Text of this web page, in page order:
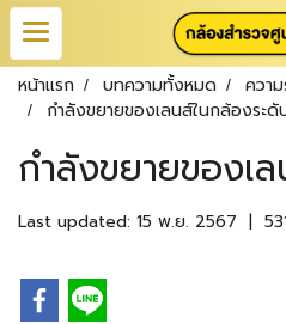
หน้าแรก บทความทั้งหมด
ควา
กำลังขยายของเลนส์ในกล้องระดั
กำลังขยายของเ
Last updated: 15 พ.ย. 2567 |